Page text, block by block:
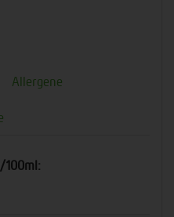
Allergene
100ml: